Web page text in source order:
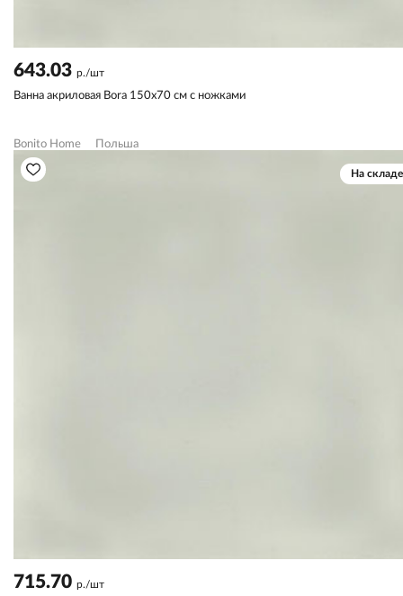
643.03 р./шт
Ванна акриловая Bora 150х70 см с ножками
Bonito Home Польша
На складе
715.70 р./шт